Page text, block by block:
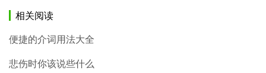
相关阅读
便捷的介词用法大全
悲伤时你该说些什么